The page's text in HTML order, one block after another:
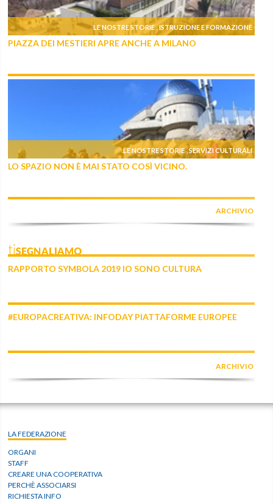
LE NOSTRE STORIE ,ISTRUZIONE E FORMAZIONE
PIAZZA DEI MESTIERI APRE ANCHE A MILANO
LE NOSTRE STORIE ,SERVIZI CULTURALI
LO SPAZIO NON È MAI STATO COSÌ VICINO.
ARCHIVIO
tiSEGNALIAMO
RAPPORTO SYMBOLA 2019 IO SONO CULTURA
#EUROPACREATIVA: INFODAY PIATTAFORME EUROPEE
ARCHIVIO
LA FEDERAZIONE
ORGANI
STAFF
CREARE UNA COOPERATIVA
PERCHÈ ASSOCIARSI
RICHIESTA INFO